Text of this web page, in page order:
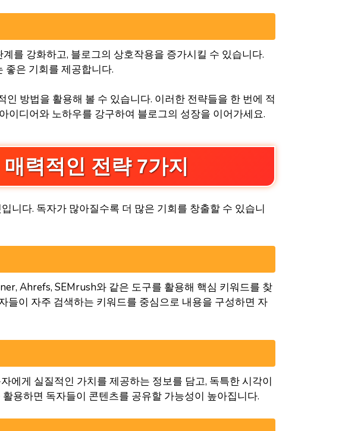
를 강화하고, 블로그의 상호작용을 증가시킬 수 있습니다.
좋은 기회를 제공합니다.
방법을 활용해 볼 수 있습니다. 이러한 전략들을 한 번에 적
이디어와 노하우를 강구하여 블로그의 성장을 이어가세요.
력적인 전략 7가지
니다. 독자가 많아질수록 더 많은 기회를 창출할 수 있습니
Ahrefs, SEMrush와 같은 도구를 활용해 핵심 키워드를 찾
들이 자주 검색하는 키워드를 중심으로 내용을 구성하면 자
에게 실질적인 가치를 제공하는 정보를 담고, 독특한 시각이
용하면 독자들이 콘텐츠를 공유할 가능성이 높아집니다.